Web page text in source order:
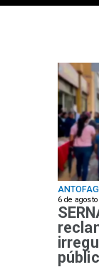
6 de